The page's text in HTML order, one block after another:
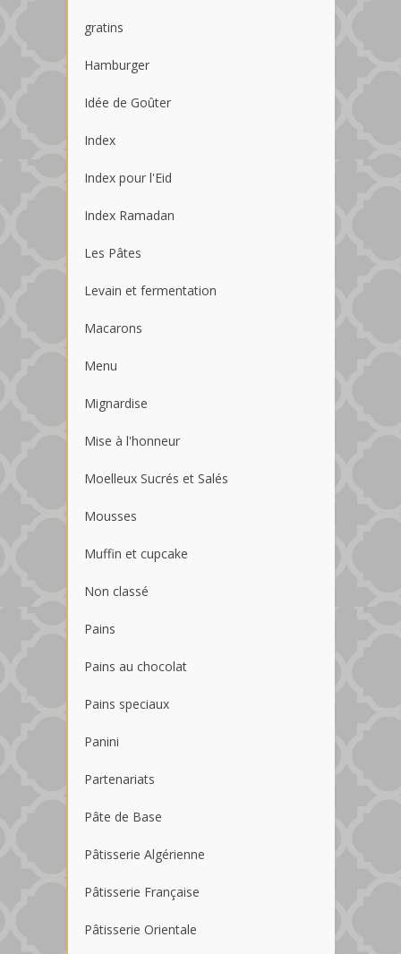
gratins
Hamburger
Idée de Goûter
Index
Index pour l'Eid
Index Ramadan
Les Pâtes
Levain et fermentation
Macarons
Menu
Mignardise
Mise à l'honneur
Moelleux Sucrés et Salés
Mousses
Muffin et cupcake
Non classé
Pains
Pains au chocolat
Pains speciaux
Panini
Partenariats
Pâte de Base
Pâtisserie Algérienne
Pâtisserie Française
Pâtisserie Orientale